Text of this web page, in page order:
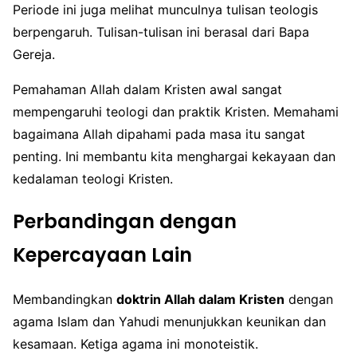
Periode ini juga melihat munculnya tulisan teologis
berpengaruh. Tulisan-tulisan ini berasal dari Bapa
Gereja.
Pemahaman Allah dalam Kristen awal sangat
mempengaruhi teologi dan praktik Kristen. Memahami
bagaimana Allah dipahami pada masa itu sangat
penting. Ini membantu kita menghargai kekayaan dan
kedalaman teologi Kristen.
Perbandingan dengan
Kepercayaan Lain
Membandingkan doktrin Allah dalam Kristen dengan
agama Islam dan Yahudi menunjukkan keunikan dan
kesamaan. Ketiga agama ini monoteistik.